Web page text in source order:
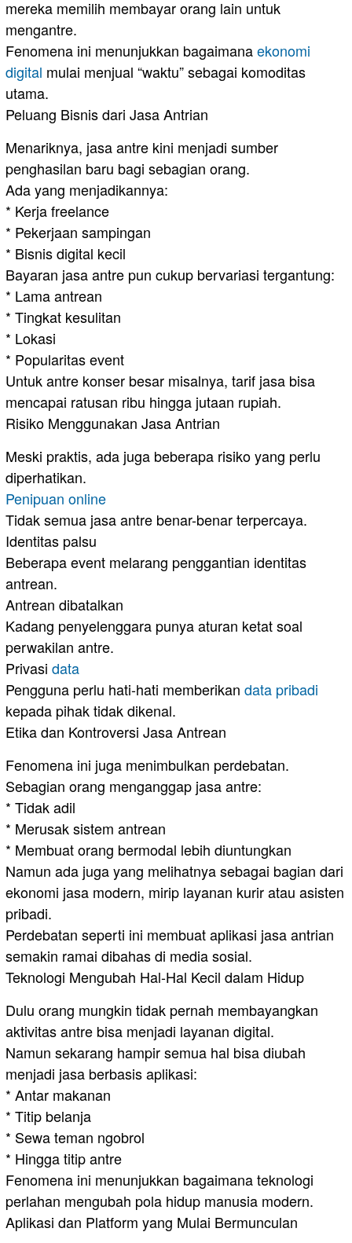
mereka memilih membayar orang lain untuk
mengantre.
Fenomena ini menunjukkan bagaimanaekonomi
digital mulai menjual “waktu” sebagai komoditas
utama.
Peluang Bisnis dari Jasa Antrian
Menariknya, jasa antre kini menjadi sumber
penghasilan baru bagi sebagian orang.
Ada yang menjadikannya:
* Kerja freelance
* Pekerjaan sampingan
* Bisnis digital kecil
Bayaran jasa antre pun cukup bervariasi tergantung:
* Lama antrean
* Tingkat kesulitan
* Lokasi
* Popularitas event
Untuk antre konser besar misalnya, tarif jasa bisa
mencapai ratusan ribu hingga jutaan rupiah.
Risiko Menggunakan Jasa Antrian
Meski praktis, ada juga beberapa risiko yang perlu
diperhatikan.
Penipuan online
Tidak semua jasa antre benar-benar terpercaya.
Identitas palsu
Beberapa event melarang penggantian identitas
antrean.
Antrean dibatalkan
Kadang penyelenggara punya aturan ketat soal
perwakilan antre.
Privasi data
Pengguna perlu hati-hati memberikan data pribadi
kepada pihak tidak dikenal.
Etika dan Kontroversi Jasa Antrean
Fenomena ini juga menimbulkan perdebatan.
Sebagian orang menganggap jasa antre:
* Tidak adil
* Merusak sistem antrean
* Membuat orang bermodal lebih diuntungkan
Namun ada juga yang melihatnya sebagai bagian dari
ekonomi jasa modern, mirip layanan kurir atau asisten
pribadi.
Perdebatan seperti ini membuat aplikasi jasa antrian
semakin ramai dibahas di media sosial.
Teknologi Mengubah Hal-Hal Kecil dalam Hidup
Dulu orang mungkin tidak pernah membayangkan
aktivitas antre bisa menjadi layanan digital.
Namun sekarang hampir semua hal bisa diubah
menjadi jasa berbasis aplikasi:
* Antar makanan
* Titip belanja
* Sewa teman ngobrol
* Hingga titip antre
Fenomena ini menunjukkan bagaimana teknologi
perlahan mengubah pola hidup manusia modern.
Aplikasi dan Platform yang Mulai Bermunculan